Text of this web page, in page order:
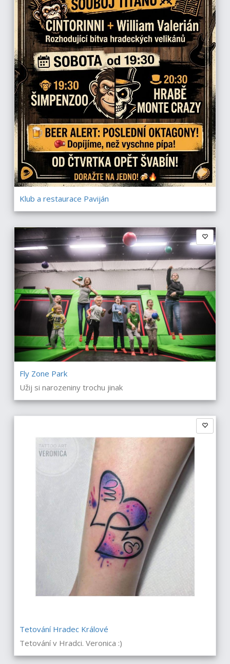
Klub a restaurace Paviján
Fly Zone Park
Užij si narozeniny trochu jinak
Tetování Hradec Králové
Tetování v Hradci. Veronica :)